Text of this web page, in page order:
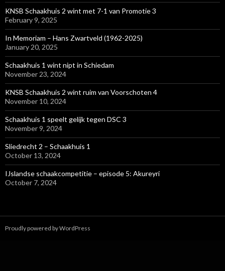
KNSB Schaakhuis 2 wint met 7-1 van Promotie 3
February 9, 2025
In Memoriam – Hans Zwartveld (1962-2025)
January 20, 2025
Schaakhuis 1 wint nipt in Schiedam
November 23, 2024
KNSB Schaakhuis 2 wint ruim van Voorschoten 4
November 10, 2024
Schaakhuis 1 speelt gelijk tegen DSC 3
November 9, 2024
Sliedrecht 2 – Schaakhuis 1
October 13, 2024
IJslandse schaakcompetitie – episode 5: Akureyri
October 7, 2024
Proudly powered by WordPress